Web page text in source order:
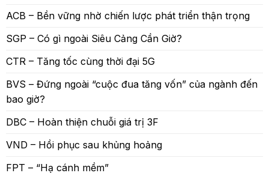
ACB – Bền vững nhờ chiến lược phát triển thận trọng
SGP – Có gì ngoài Siêu Cảng Cần Giờ?
CTR – Tăng tốc cùng thời đại 5G
BVS – Đứng ngoài “cuộc đua tăng vốn” của ngành đến
bao giờ?
DBC – Hoàn thiện chuỗi giá trị 3F
VND – Hồi phục sau khủng hoảng
FPT – “Hạ cánh mềm”